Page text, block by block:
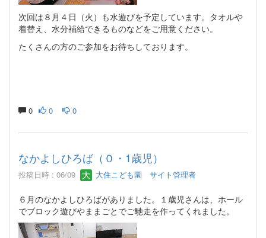
次回は８月４日（火）も水遊びを予定しています。タオルや
着替え、水分補給できるものなどをご用意ください。
たくさんの方のご参加をお待ちしております。
0 0 0
なかよしひろば（０・1歳児）
投稿日時 : 06/09 大住こども園 サイト管理者
６月のなかよしひろばがありました。１歳児さんは、ホール
でブロック遊びやままごとでご馳走を作ってくれました。